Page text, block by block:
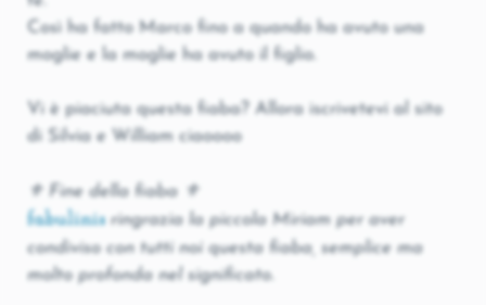
Così ha fatto Marco fino a quando ha avuto una
moglie e la moglie ha avuto il figlio.
Vi è piaciuta questa fiaba? Allora iscrivetevi al sito
di Silvia e William ciaoooo
⚜ Fine della fiaba ⚜
fabulinisringrazia la piccola Miriam per aver
condiviso con tutti noi questa fiaba, semplice ma
molto profonda nel significato.